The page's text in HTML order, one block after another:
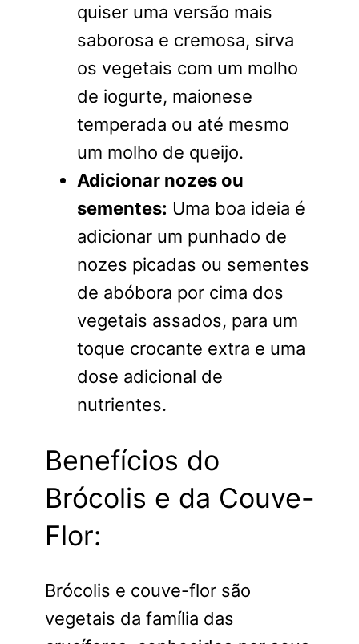
quiser uma versão mais
saborosa e cremosa, sirva
os vegetais com um molho
de iogurte, maionese
temperada ou até mesmo
um molho de queijo.
Adicionar nozes ou
sementes: Uma boa ideia é
adicionar um punhado de
nozes picadas ou sementes
de abóbora por cima dos
vegetais assados, para um
toque crocante extra e uma
dose adicional de
nutrientes.
Benefícios do
Brócolis e da Couve-
Flor:
Brócolis e couve-flor são
vegetais da família das